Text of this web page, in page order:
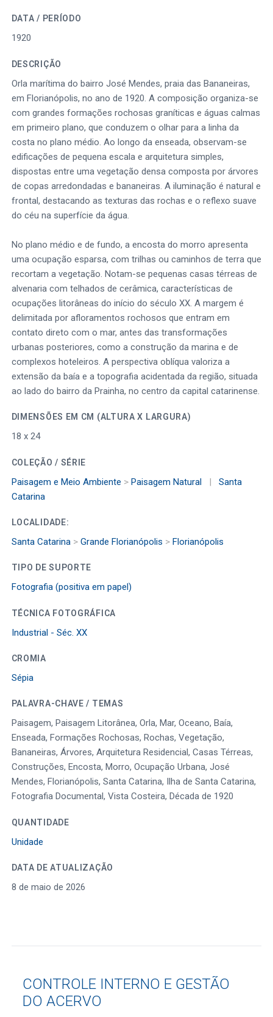
DATA / PERÍODO
1920
DESCRIÇÃO
Orla marítima do bairro José Mendes, praia das Bananeiras,
em Florianópolis, no ano de 1920. A composição organiza-se
com grandes formações rochosas graníticas e águas calmas
em primeiro plano, que conduzem o olhar para a linha da
costa no plano médio. Ao longo da enseada, observam-se
edificações de pequena escala e arquitetura simples,
dispostas entre uma vegetação densa composta por árvores
de copas arredondadas e bananeiras. A iluminação é natural e
frontal, destacando as texturas das rochas e o reflexo suave
do céu na superfície da água.
No plano médio e de fundo, a encosta do morro apresenta
uma ocupação esparsa, com trilhas ou caminhos de terra que
recortam a vegetação. Notam-se pequenas casas térreas de
alvenaria com telhados de cerâmica, características de
ocupações litorâneas do início do século XX. A margem é
delimitada por afloramentos rochosos que entram em
contato direto com o mar, antes das transformações
urbanas posteriores, como a construção da marina e de
complexos hoteleiros. A perspectiva oblíqua valoriza a
extensão da baía e a topografia acidentada da região, situada
ao lado do bairro da Prainha, no centro da capital catarinense.
DIMENSÕES EM CM (ALTURA X LARGURA)
18 x 24
COLEÇÃO / SÉRIE
Paisagem e Meio Ambiente > Paisagem Natural |
Santa
Catarina
LOCALIDADE:
Santa Catarina> Grande Florianópolis > Florianópolis
TIPO DE SUPORTE
Fotografia (positiva em papel)
TÉCNICA FOTOGRÁFICA
Industrial - Séc. XX
CROMIA
Sépia
PALAVRA-CHAVE / TEMAS
Paisagem, Paisagem Litorânea, Orla, Mar, Oceano, Baía,
Enseada, Formações Rochosas, Rochas, Vegetação,
Bananeiras, Árvores, Arquitetura Residencial, Casas Térreas,
Construções, Encosta, Morro, Ocupação Urbana, José
Mendes, Florianópolis, Santa Catarina, Ilha de Santa Catarina,
Fotografia Documental, Vista Costeira, Década de 1920
QUANTIDADE
Unidade
DATA DE ATUALIZAÇÃO
8 de maio de 2026
CONTROLE INTERNO E GESTÃO
DO ACERVO